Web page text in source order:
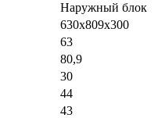
Наружный блок
630х809х300
63
80,9
30
44
43